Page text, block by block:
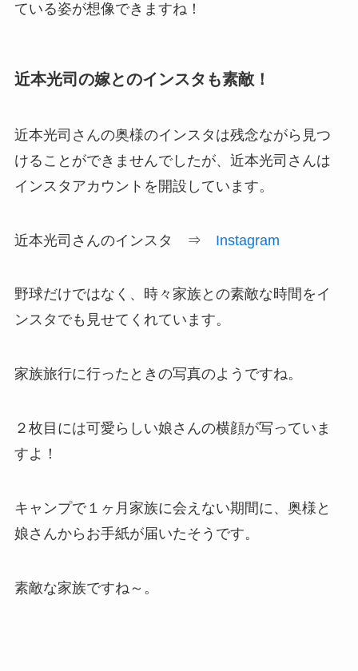
ている姿が想像できますね！
近本光司の嫁とのインスタも素敵！
近本光司さんの奥様のインスタは残念ながら見つ
けることができませんでしたが、近本光司さんは
インスタアカウントを開設しています。
近本光司さんのインスタ ⇒ Instagram
野球だけではなく、時々家族との素敵な時間をイ
ンスタでも見せてくれています。
家族旅行に行ったときの写真のようですね。
２枚目には可愛らしい娘さんの横顔が写っていま
すよ！
キャンプで１ヶ月家族に会えない期間に、奥様と
娘さんからお手紙が届いたそうです。
素敵な家族ですね～。